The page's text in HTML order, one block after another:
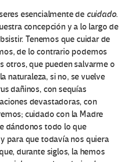
esencialmente de cuidado.
concepción y a lo largo de
Tenemos que cuidar de
de lo contrario podemos
otros, que pueden salvarme o
naturaleza, si no, se vuelve
dañinos, con sequías
devastadoras, con
cuidado con la Madre
dándonos todo lo que
para que todavía nos quiera
durante siglos, la hemos